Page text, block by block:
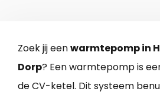
Zoek jij eenwarmtepomp in
Dorp? Een warmtepomp is
de CV-ketel. Dit systeem